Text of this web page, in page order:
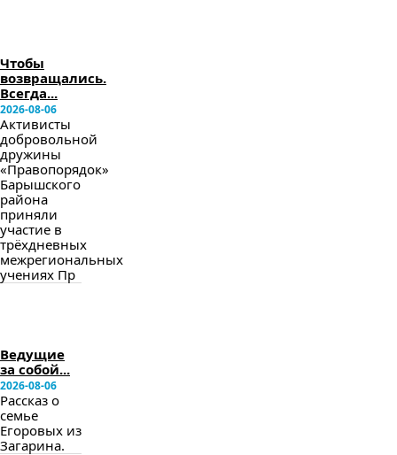
Чтобы
возвращались.
Всегда...
2026-08-06
Активисты
добровольной
дружины
«Правопорядок»
Барышского
района
приняли
участие в
трёхдневных
межрегиональных
учениях Пр
Ведущие
за собой...
2026-08-06
Рассказ о
семье
Егоровых из
Загарина.